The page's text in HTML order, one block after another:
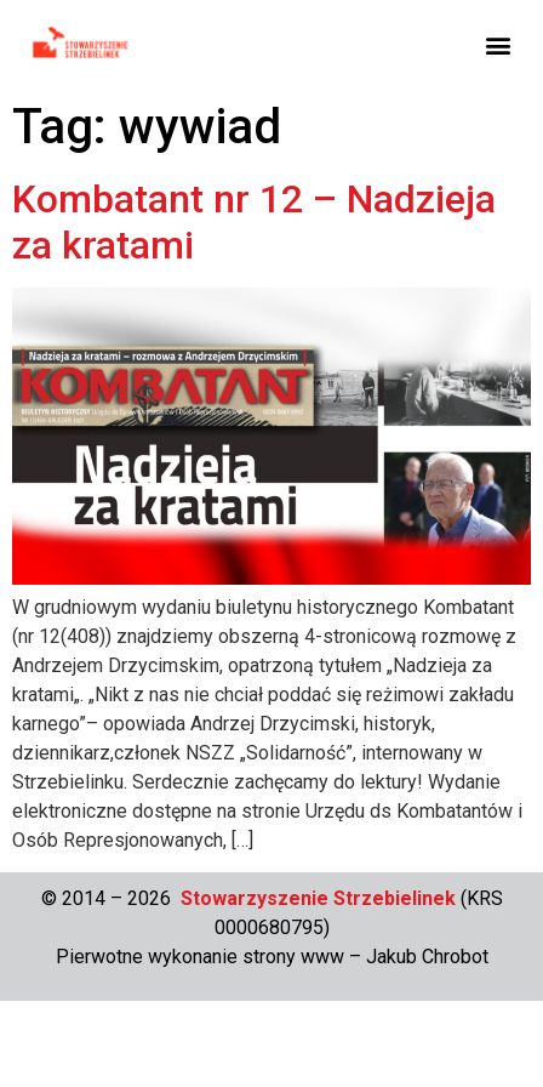
Tag: wywiad
Kombatant nr 12 – Nadzieja
za kratami
W grudniowym wydaniu biuletynu historycznego Kombatant
(nr 12(408)) znajdziemy obszerną 4-stronicową rozmowę z
Andrzejem Drzycimskim, opatrzoną tytułem „Nadzieja za
kratami„. „Nikt z nas nie chciał poddać się reżimowi zakładu
karnego”– opowiada Andrzej Drzycimski, historyk,
dziennikarz,członek NSZZ „Solidarność”, internowany w
Strzebielinku. Serdecznie zachęcamy do lektury! Wydanie
elektroniczne dostępne na stronie Urzędu ds Kombatantów i
Osób Represjonowanych, […]
© 2014 – 2026 Stowarzyszenie Strzebielinek(KRS
0000680795)
Pierwotne wykonanie strony www – Jakub Chrobot